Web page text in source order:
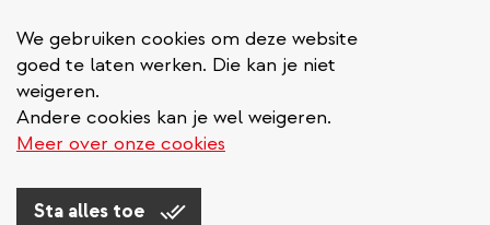
We gebruiken cookies om deze website
goed te laten werken. Die kan je niet
weigeren.
Andere cookies kan je wel weigeren.
Meer over onze cookies
Sta alles toe